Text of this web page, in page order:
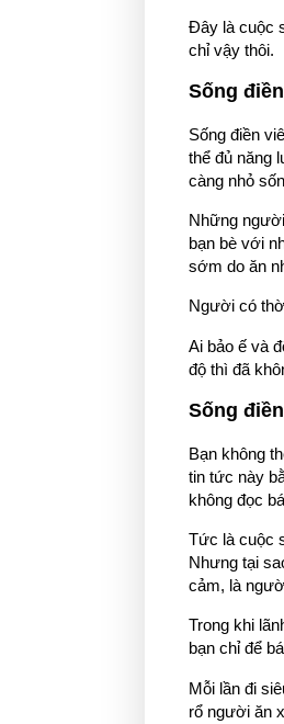
Đây là cuộc
chỉ vậy thôi.
Sống
Sống điền
thể đủ năng
càng nhỏ
Những
bạn bè với
sớm do ăn
Người có
Ai bảo ế và
độ thì đã
Sống
Bạn không
tin tức này
không đọc
Tức là cuộc
Nhưng tại
cảm, là
Trong khi
bạn chỉ để
Mỗi lần đi
rổ người ăn